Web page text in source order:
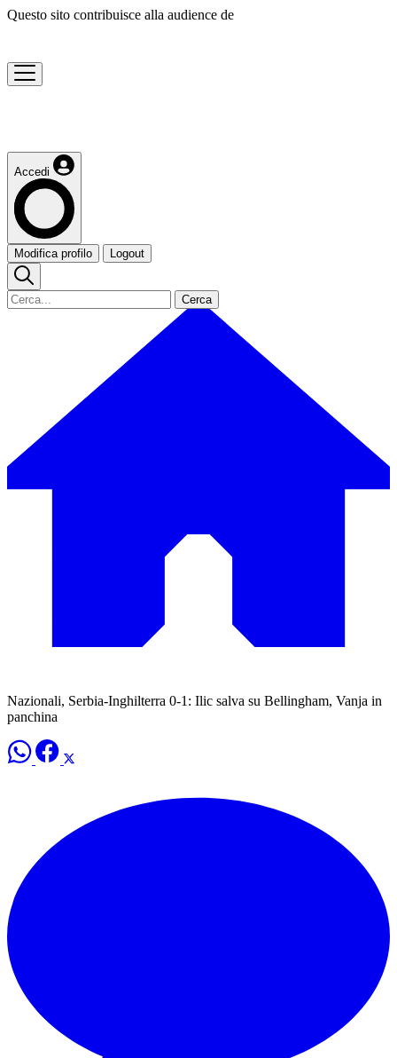
Questo sito contribuisce alla audience de
Accedi
Modifica profilo Logout
Cerca
Nazionali, Serbia-Inghilterra 0-1: Ilic salva su Bellingham, Vanja in
panchina